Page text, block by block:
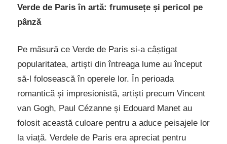
Verde de Paris în artă: frumusețe și pericol pe
pânză
Pe măsură ce Verde de Paris și-a câștigat
popularitatea, artiști din întreaga lume au început
să-l folosească în operele lor. În perioada
romantică și impresionistă, artiști precum Vincent
van Gogh, Paul Cézanne și Edouard Manet au
folosit această culoare pentru a aduce peisajele lor
la viață. Verdele de Paris era apreciat pentru